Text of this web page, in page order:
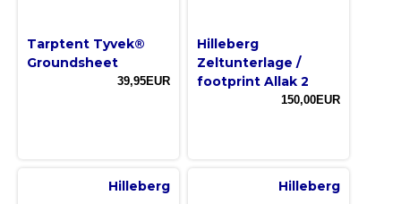
Tarptent Tyvek®
Groundsheet
39,95EUR
Hilleberg
Zeltunterlage /
footprint Allak 2
150,00EUR
Hilleberg Hilleberg